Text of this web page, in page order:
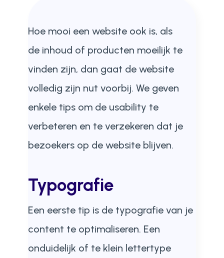
Hoe mooi een website ook is, als
de inhoud of producten moeilijk te
vinden zijn, dan gaat de website
volledig zijn nut voorbij. We geven
enkele tips om de usability te
verbeteren en te verzekeren dat je
bezoekers op de website blijven.
Typografie
Een eerste tip is de typografie van je
content te optimaliseren. Een
onduidelijk of te klein lettertype